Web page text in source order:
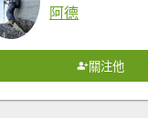
阿德
關注他